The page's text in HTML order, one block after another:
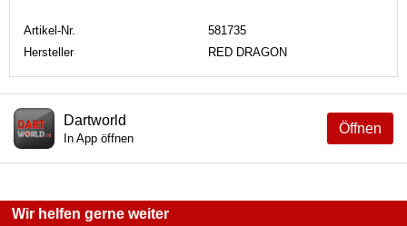
Artikel-Nr.
581735
Hersteller
RED DRAGON
Öffnen
Dartworld
In App öffnen
Wir helfen gerne weiter